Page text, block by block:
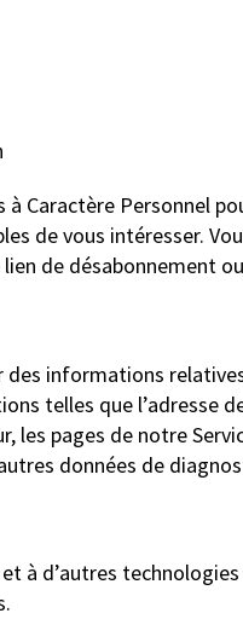
à Caractère Personnel
de vous intéresser.
de désabonnement
informations
telles que l’adresse
les pages de notre
données de
à d’autres